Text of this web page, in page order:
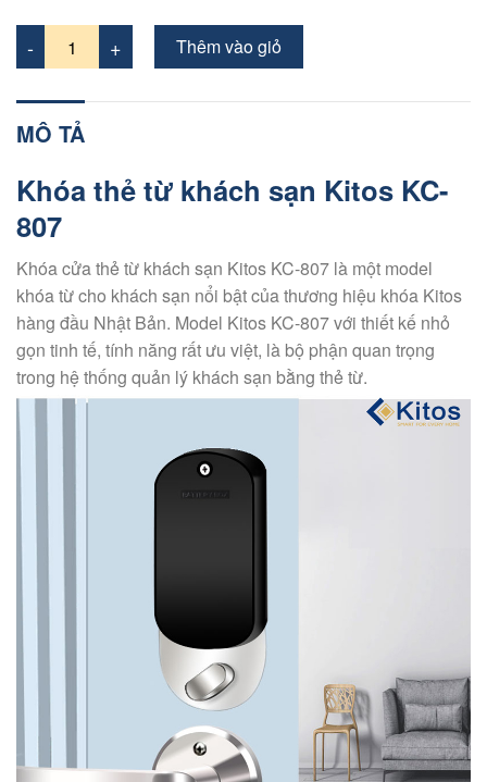
Thêm vào giỏ
MÔ TẢ
Khóa thẻ từ khách sạn Kitos KC-
807
Khóa cửa thẻ từ khách sạn Kitos KC-807 là một model
khóa từ cho khách sạn nổi bật của thương hiệu khóa Kitos
hàng đầu Nhật Bản. Model Kitos KC-807 với thiết kế nhỏ
gọn tinh tế, tính năng rất ưu việt, là bộ phận quan trọng
trong hệ thống quản lý khách sạn bằng thẻ từ.